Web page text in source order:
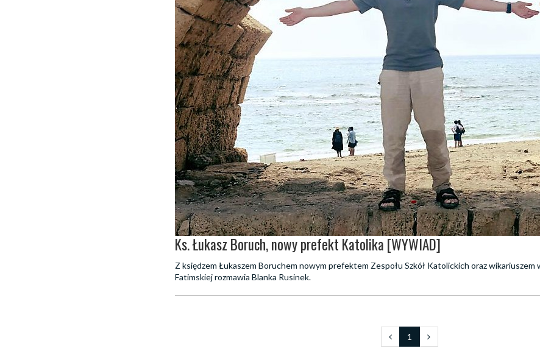
Ks. Łukasz Boruch, nowy prefekt Katolika [WYWIAD]
Z księdzem Łukaszem Boruchem nowym prefektem Zespołu Szkół Katolickich oraz wikariuszem
Fatimskiej rozmawia Blanka Rusinek.
1